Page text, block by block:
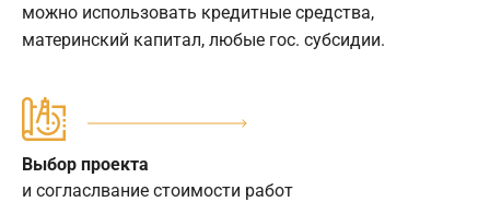
можно использовать кредитные средства,
материнский капитал, любые гос. субсидии.
Выбор проекта
и согласлвание стоимости работ